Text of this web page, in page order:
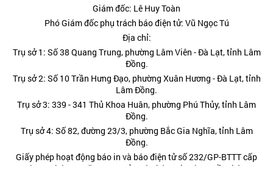
Giám đốc: Lê Huy Toàn
Phó Giám đốc phụ trách báo điện tử: Vũ Ngọc Tú
Địa chỉ:
Trụ sở 1: Số 38 Quang Trung, phường Lâm Viên - Đà Lạt, tỉnh Lâm
Đồng.
Trụ sở 2: Số 10 Trần Hưng Đạo, phường Xuân Hương - Đà Lạt, tỉnh
Lâm Đồng.
Trụ sở 3: 339 - 341 Thủ Khoa Huân, phường Phú Thủy, tỉnh Lâm
Đồng.
Trụ sở 4: Số 82, đường 23/3, phường Bắc Gia Nghĩa, tỉnh Lâm
Đồng.
Giấy phép hoạt động báo in và báo điện tử số 232/GP-BTTT cấp
ngày 29 tháng 8 năm 2024 của Bộ Thông tin và Truyền thông.